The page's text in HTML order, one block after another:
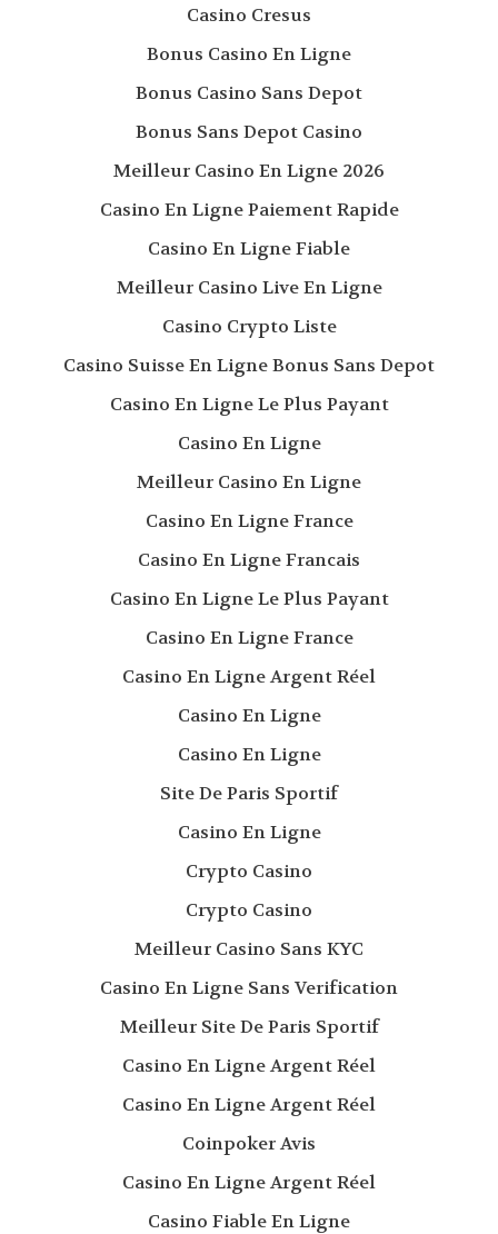
Casino Cresus
Bonus Casino En Ligne
Bonus Casino Sans Depot
Bonus Sans Depot Casino
Meilleur Casino En Ligne 2026
Casino En Ligne Paiement Rapide
Casino En Ligne Fiable
Meilleur Casino Live En Ligne
Casino Crypto Liste
Casino Suisse En Ligne Bonus Sans Depot
Casino En Ligne Le Plus Payant
Casino En Ligne
Meilleur Casino En Ligne
Casino En Ligne France
Casino En Ligne Francais
Casino En Ligne Le Plus Payant
Casino En Ligne France
Casino En Ligne Argent Réel
Casino En Ligne
Casino En Ligne
Site De Paris Sportif
Casino En Ligne
Crypto Casino
Crypto Casino
Meilleur Casino Sans KYC
Casino En Ligne Sans Verification
Meilleur Site De Paris Sportif
Casino En Ligne Argent Réel
Casino En Ligne Argent Réel
Coinpoker Avis
Casino En Ligne Argent Réel
Casino Fiable En Ligne